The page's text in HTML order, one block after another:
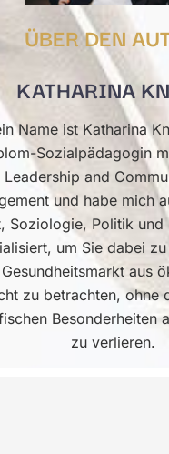
ÜBER DEN
KATHARINA
Name ist Katharina
Sozialpädagogin
Leadership and
und habe mich
Soziologie, Politik und
um Sie dabei
aus
zu betrachten, ohne
Besonderheiten
zu verlieren.